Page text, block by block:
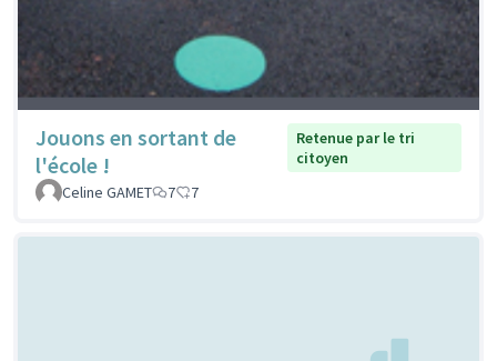
Jouons en sortant de
l'école !
Retenue par le tri
citoyen
Celine GAMET
7 7